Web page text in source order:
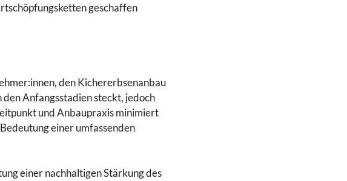
geschaffen
den Kichererbsenanbau
den Anfangsstadien steckt, jedoch
und Anbaupraxis minimiert
einer umfassenden
einer nachhaltigen Stärkung des